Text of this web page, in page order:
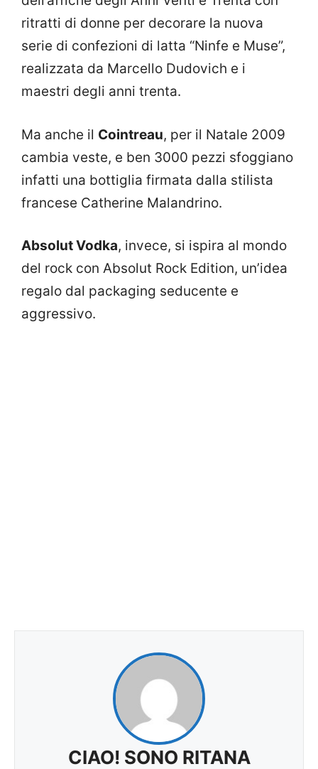
ritratti di donne per decorare la nuova
serie di confezioni di latta “Ninfe e Muse”,
realizzata da Marcello Dudovich e i
maestri degli anni trenta.
Ma anche il Cointreau, per il Natale 2009
cambia veste, e ben 3000 pezzi sfoggiano
infatti una bottiglia firmata dalla stilista
francese Catherine Malandrino.
Absolut Vodka, invece, si ispira al mondo
del rock con Absolut Rock Edition, un’idea
regalo dal packaging seducente e
aggressivo.
CIAO! SONO RITANA